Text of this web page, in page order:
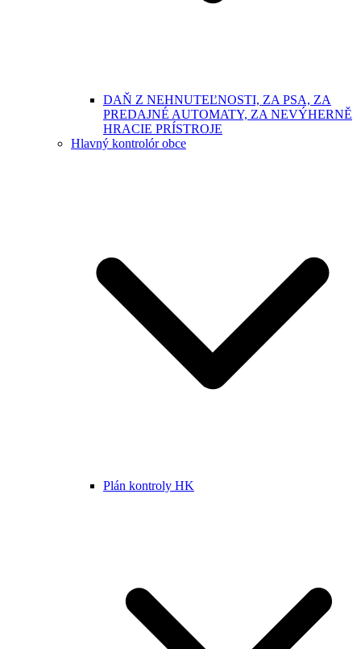
DAŇ Z NEHNUTEĽNOSTI, ZA PSA, ZA
PREDAJNÉ AUTOMATY, ZA NEVÝHERNĚ
HRACIE PRÍSTROJE
Hlavný kontrolór obce
Plán kontroly HK